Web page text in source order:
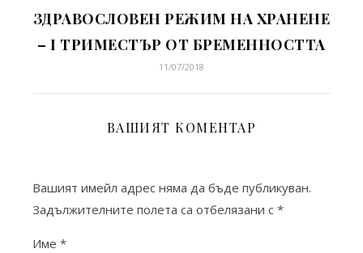
ЗДРАВОСЛОВЕН РЕЖИМ НА ХРАНЕНЕ
– I ТРИМЕСТЪР ОТ БРЕМЕННОСТТА
11/07/2018
ВАШИЯТ КОМЕНТАР
Вашият имейл адрес няма да бъде публикуван.
Задължителните полета са отбелязани с *
Име *